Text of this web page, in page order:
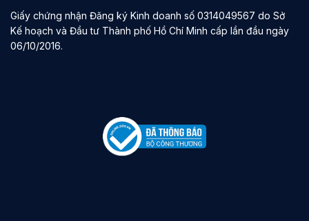
Giấy chứng nhận Đăng ký Kinh doanh số 0314049567 do Sở
Kế hoạch và Đầu tư Thành phố Hồ Chí Minh cấp lần đầu ngày
06/10/2016.